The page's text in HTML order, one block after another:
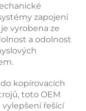
zapojení
vyrobena ze
a odolnost
kopírovacích
toto OEM
řešící